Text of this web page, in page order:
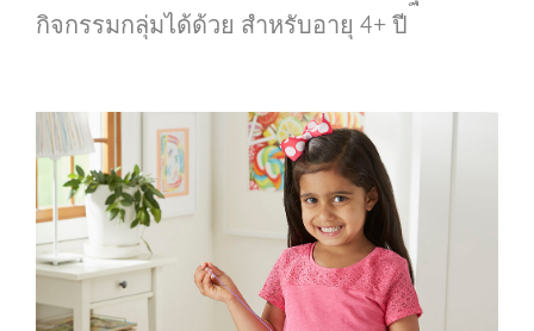
กิจกรรมกลุ่มได้ด้วย สำหรับอายุ 4+ ปี